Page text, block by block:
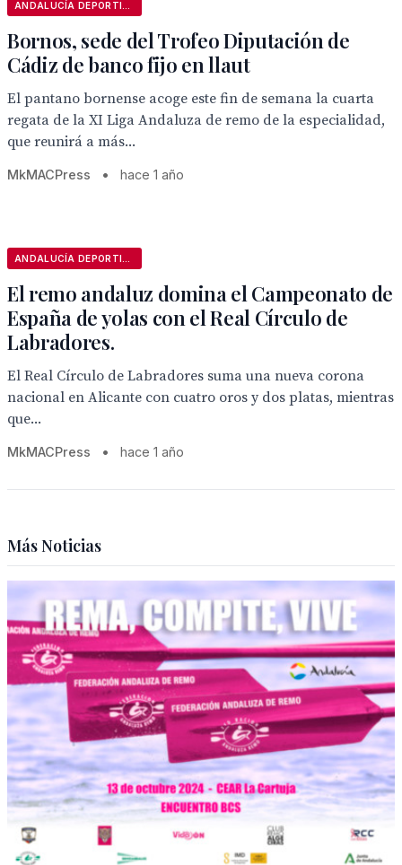
Bornos, sede del Trofeo Diputación de
Cádiz de banco fijo en llaut
El pantano bornense acoge este fin de semana la cuarta
regata de la XI Liga Andaluza de remo de la especialidad,
que reunirá a más...
MkMACPress • hace 1 año
El remo andaluz domina el Campeonato de
España de yolas con el Real Círculo de
Labradores.
El Real Círculo de Labradores suma una nueva corona
nacional en Alicante con cuatro oros y dos platas, mientras
que...
MkMACPress • hace 1 año
Más Noticias